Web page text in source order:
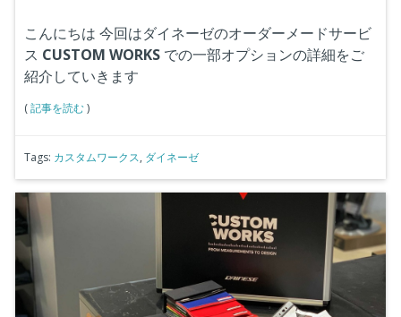
こんにちは 今回はダイネーゼのオーダーメードサービ
ス CUSTOM WORKS での一部オプションの詳細をご
紹介していきます
(記事を読む)
Tags: カスタムワークス, ダイネーゼ